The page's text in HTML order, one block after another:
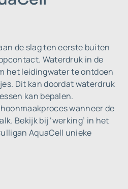
de slag ten eerste buiten
Waterdruk in de
het leidingwater te ontdoen
Dit kan doordat waterdruk
kan bepalen.
wanneer de
Bekijk bij ‘werking’ in het
AquaCell unieke